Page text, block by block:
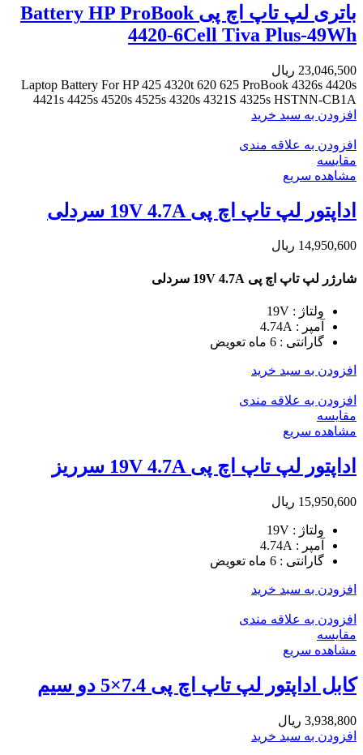
باتری لپ تاپ اچ پی Battery HP ProBook
4420-6Cell Tiva Plus-49Wh
23,046,500 ریال
Laptop Battery For HP 425 4320t 620 625 ProBook 4326s 4420s
4421s 4425s 4520s 4525s 4320s 4321S 4325s HSTNN-CB1A
افزودن به سبد خرید
افزودن به علاقه مندی
مقایسه
مشاهده سریع
اداپتور لپ تاپ اچ پی 19V 4.7A سردلی
14,950,600 ریال
شارژر لپ تاپ اچ پی 19V 4.7A سردلی
ولتاژ : 19V
آمپر : 4.74A
گارانتی : 6 ماه تعویض
افزودن به سبد خرید
افزودن به علاقه مندی
مقایسه
مشاهده سریع
اداپتور لپ تاپ اچ پی 19V 4.7A سرریز
15,950,600 ریال
ولتاژ : 19V
آمپر : 4.74A
گارانتی : 6 ماه تعویض
افزودن به سبد خرید
افزودن به علاقه مندی
مقایسه
مشاهده سریع
کابل اداپتور لپ تاپ اچ پی 7.4×5 دو سیم
3,938,800 ریال
افزودن به سبد خرید